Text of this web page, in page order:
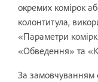
окремих комірок
колонтитула,
«Параметри
«Обведення» та
За замовчуванням